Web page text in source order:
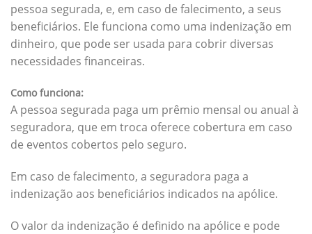
pessoa segurada, e, em caso de falecimento, a seus
beneficiários. Ele funciona como uma indenização em
dinheiro, que pode ser usada para cobrir diversas
necessidades financeiras.
Como funciona:
A pessoa segurada paga um prêmio mensal ou anual à
seguradora, que em troca oferece cobertura em caso
de eventos cobertos pelo seguro.
Em caso de falecimento, a seguradora paga a
indenização aos beneficiários indicados na apólice.
O valor da indenização é definido na apólice e pode